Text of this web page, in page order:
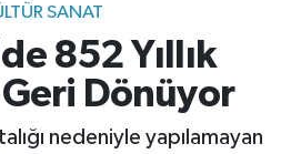
SANAT
852 Yıllık
Dönüyor
nedeniyle yapılamayan